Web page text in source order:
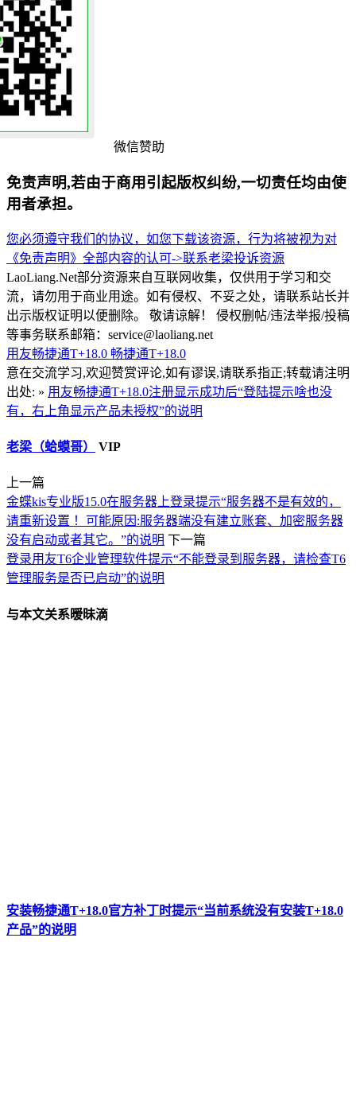
微信赞助
免责声明,若由于商用引起版权纠纷,一切责任均由使
用者承担。
您必须遵守我们的协议，如您下载该资源，行为将被视为对
《免责声明》全部内容的认可->联系老梁投诉资源
LaoLiang.Net部分资源来自互联网收集，仅供用于学习和交
流，请勿用于商业用途。如有侵权、不妥之处，请联系站长并
出示版权证明以便删除。 敬请谅解！ 侵权删帖/违法举报/投稿
等事务联系邮箱：service@laoliang.net
用友畅捷通T+18.0 畅捷通T+18.0
意在交流学习,欢迎赞赏评论,如有谬误,请联系指正;转载请注明
出处: » 用友畅捷通T+18.0注册显示成功后“登陆提示啥也没
有，右上角显示产品未授权”的说明
老梁（蛤蟆哥） VIP
上一篇
金蝶kis专业版15.0在服务器上登录提示“服务器不是有效的，
请重新设置 ！可能原因:服务器端没有建立账套、加密服务器
没有启动或者其它。”的说明 下一篇
登录用友T6企业管理软件提示“不能登录到服务器，请检查T6
管理服务是否已启动”的说明
与本文关系暧昧滴
安装畅捷通T+18.0官方补丁时提示“当前系统没有安装T+18.0
产品”的说明